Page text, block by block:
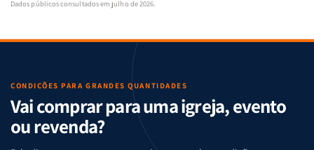
Dados públicos consultados em julho de 2026.
CONDIÇÕES PARA GRANDES QUANTIDADES
Vai comprar para uma igreja, evento
ou revenda?